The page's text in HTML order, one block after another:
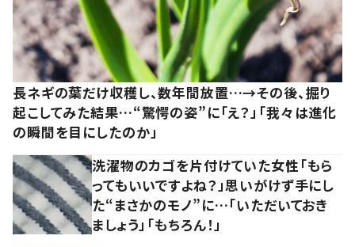
長ネギの葉だけ収穫し、数年間放置…→その後、掘り
起こしてみた結果…“驚愕の姿”に「え？」「我々は進化
の瞬間を目にしたのか」
洗濯物のカゴを片付けていた女性「もら
ってもいいですよね？」思いがけず手にし
た“まさかのモノ”に…「いただいておき
ましょう」「もちろん！」